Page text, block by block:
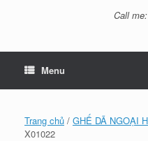
Call
Menu
Trang chủ / GHẾ DÃ NGOẠI
X01022